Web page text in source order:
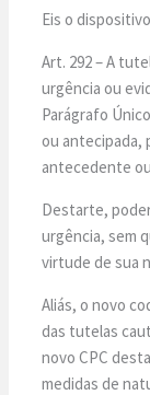
Eis o
Art. 292 – A
urgência ou
Parágrafo
ou antecipada,
antecedente
Destarte,
urgência, sem
virtude de sua
Aliás, o novo
das tutelas
novo CPC
medidas de